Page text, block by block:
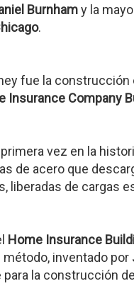
Burnhamy la
.
fue la
Insurance Company
vez en la
de acero que
liberadas de cargas
Home Insurance
inventado
la construcción